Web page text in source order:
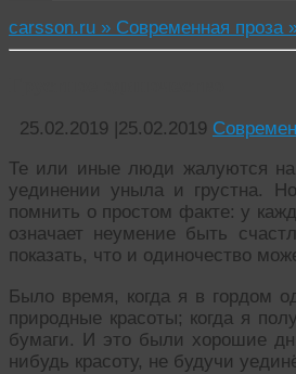
carsson.ru » Современная проза
25.02.2019 |25.02.2019
Те или иные люди жалуются на
уединении уныла и грустна.
помнить о простом факте: у
означает неумение быть
показать, что и одиночество
Было время, когда я в гордом
природные красоты; когда я
бумаги. И это были хорошие
нибудь красоту, не будучи